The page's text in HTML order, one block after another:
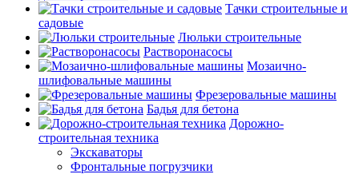
Тачки строительные и
садовые
Люльки строительные
Растворонасосы
Мозаично-
шлифовальные машины
Фрезеровальные машины
Бадья для бетона
Дорожно-
строительная техника
Экскаваторы
Фронтальные погрузчики